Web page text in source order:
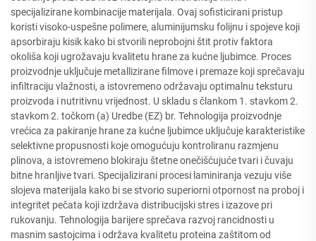
specijalizirane kombinacije materijala. Ovaj sofisticirani pristup
koristi visoko-uspešne polimere, aluminijumsku folijnu i spojeve koji
apsorbiraju kisik kako bi stvorili neprobojni štit protiv faktora
okoliša koji ugrožavaju kvalitetu hrane za kućne ljubimce. Proces
proizvodnje uključuje metallizirane filmove i premaze koji sprečavaju
infiltraciju vlažnosti, a istovremeno održavaju optimalnu teksturu
proizvoda i nutritivnu vrijednost. U skladu s člankom 1. stavkom 2.
stavkom 2. točkom (a) Uredbe (EZ) br. Tehnologija proizvodnje
vrećica za pakiranje hrane za kućne ljubimce uključuje karakteristike
selektivne propusnosti koje omogućuju kontroliranu razmjenu
plinova, a istovremeno blokiraju štetne onečišćujuće tvari i čuvaju
bitne hranljive tvari. Specijalizirani procesi laminiranja vezuju više
slojeva materijala kako bi se stvorio superiorni otpornost na proboj i
integritet pečata koji izdržava distribucijski stres i izazove pri
rukovanju. Tehnologija barijere sprečava razvoj rancidnosti u
masnim sastojcima i održava kvalitetu proteina zaštitom od